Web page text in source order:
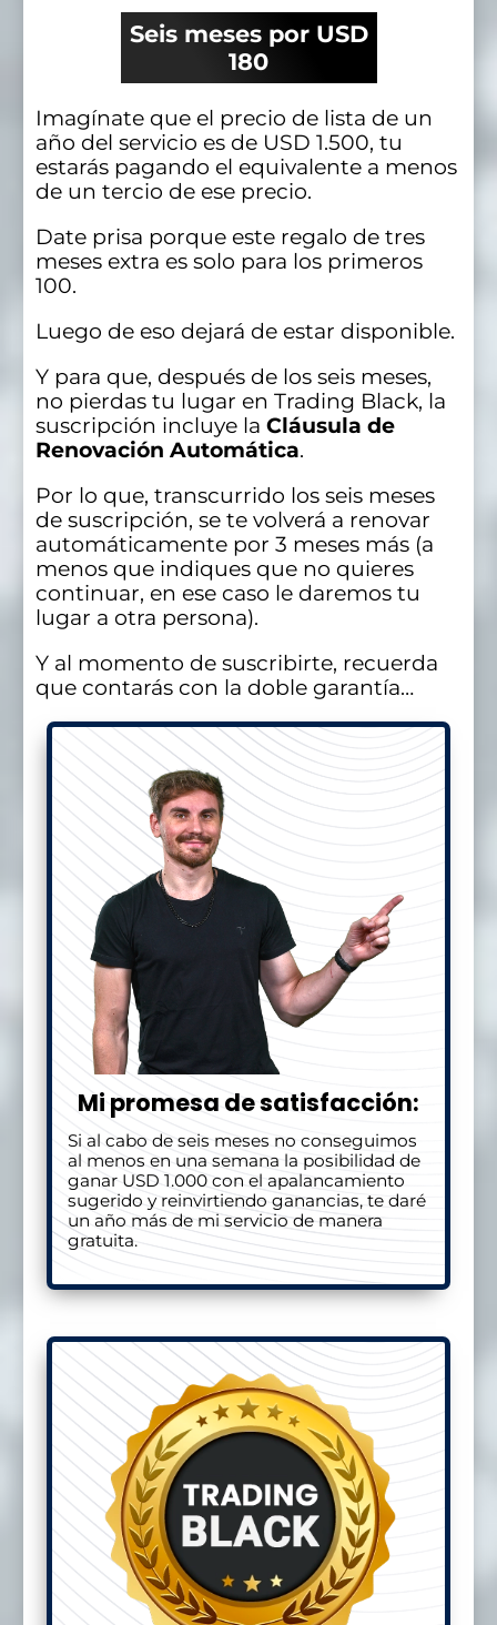
Seis meses por USD
180
Imagínate que el precio de lista de un
año del servicio es de USD 1.500, tu
estarás pagando el equivalente a menos
de un tercio de ese precio.
Date prisa porque este regalo de tres
meses extra es solo para los primeros
100.
Luego de eso dejará de estar disponible.
Y para que, después de los seis meses,
no pierdas tu lugar en Trading Black, la
suscripción incluye la Cláusula de
Renovación Automática.
Por lo que, transcurrido los seis meses
de suscripción, se te volverá a renovar
automáticamente por 3 meses más (a
menos que indiques que no quieres
continuar, en ese caso le daremos tu
lugar a otra persona).
Y al momento de suscribirte, recuerda
que contarás con la doble garantía…
Mi promesa de satisfacción:
Si al cabo de seis meses no conseguimos
al menos en una semana la posibilidad de
ganar USD 1.000 con el apalancamiento
sugerido y reinvirtiendo ganancias, te daré
un año más de mi servicio de manera
gratuita.